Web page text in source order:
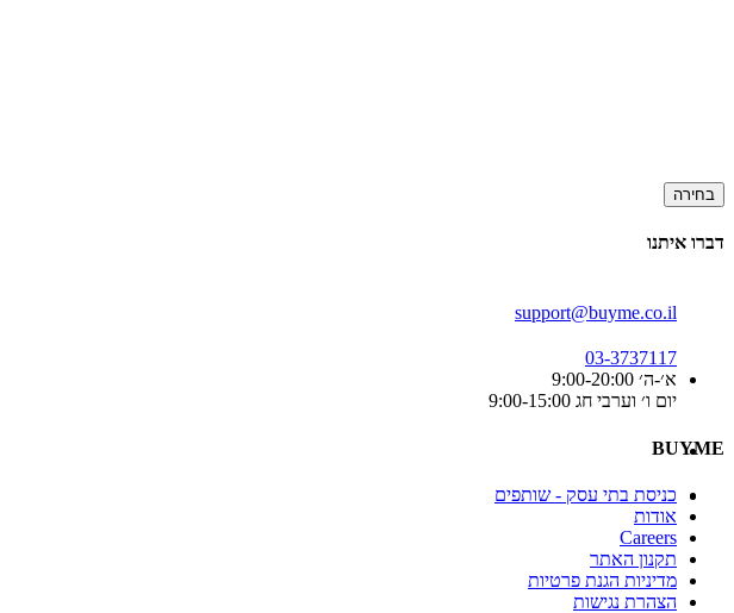
בחירה
דברו איתנו
support@buyme.co.il
03-3737117
א׳-ה׳ 9:00-20:00
יום ו׳ וערבי חג 9:00-15:00
BUYME
כניסת בתי עסק - שותפים
אודות
Careers
תקנון האתר
מדיניות הגנת פרטיות
הצהרת נגישות